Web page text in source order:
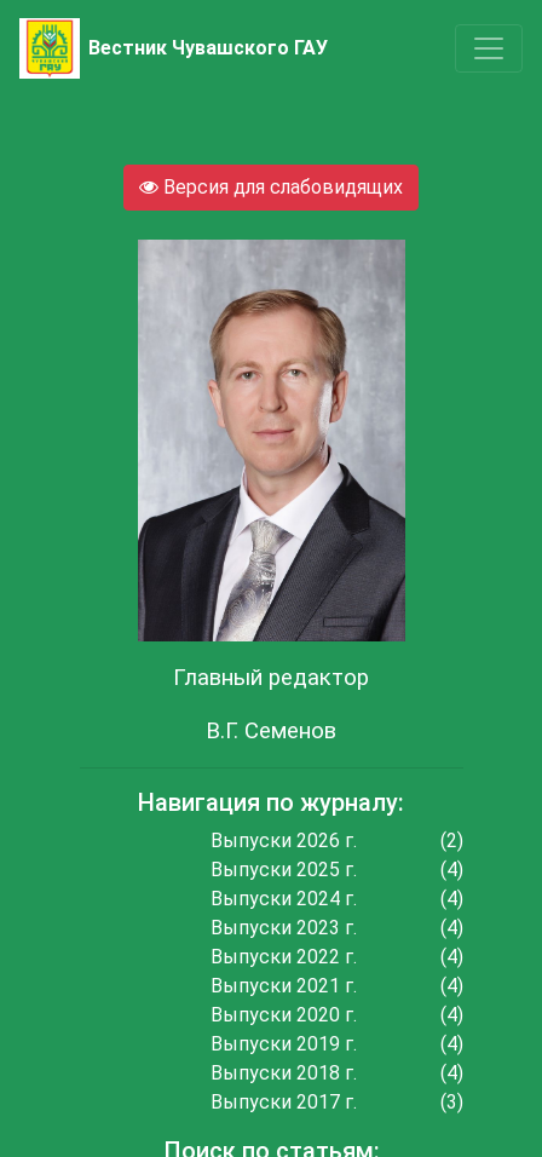
Вестник Чувашского ГАУ
Версия для слабовидящих
Главный редактор
В.Г. Семенов
Навигация по журналу:
Выпуски 2026 г.
(2)
Выпуски 2025 г.
(4)
Выпуски 2024 г.
(4)
Выпуски 2023 г.
(4)
Выпуски 2022 г.
(4)
Выпуски 2021 г.
(4)
Выпуски 2020 г.
(4)
Выпуски 2019 г.
(4)
Выпуски 2018 г.
(4)
Выпуски 2017 г.
(3)
Поиск по статьям: